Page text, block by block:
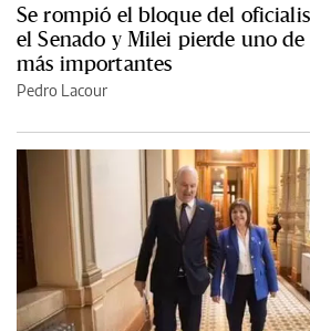
Se rompió el bloque del
el Senado y Milei pierde uno de
más importantes
Pedro Lacour